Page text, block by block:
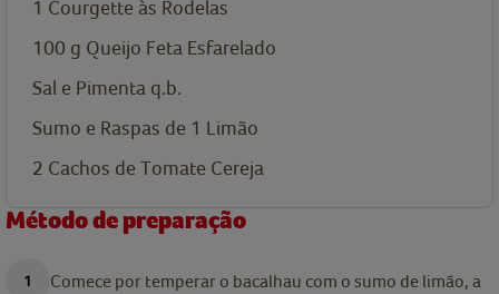
1 Courgette às Rodelas
100 g Queijo Feta Esfarelado
Sal e Pimenta q.b.
Sumo e Raspas de 1 Limão
2 Cachos de Tomate Cereja
Método de preparação
Comece por temperar o bacalhau com o sumo de limão, a